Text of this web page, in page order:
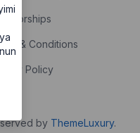
& Conditions
Policy
by ThemeLuxury.